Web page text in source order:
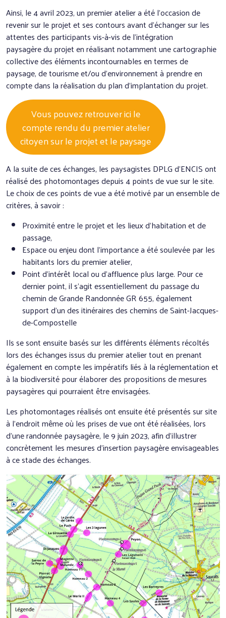
Ainsi, le 4 avril 2023, un premier atelier a été l’occasion de
revenir sur le projet et ses contours avant d’échanger sur les
attentes des participants vis-à-vis de l’intégration
paysagère du projet en réalisant notamment une cartographie
collective des éléments incontournables en termes de
paysage, de tourisme et/ou d’environnement à prendre en
compte dans la réalisation du plan d’implantation du projet.
Vous pouvez retrouver ici le
compte rendu du premier atelier
citoyen sur le projet et le paysage
A la suite de ces échanges, les paysagistes DPLG d’ENCIS ont
réalisé des photomontages depuis 4 points de vue sur le site.
Le choix de ces points de vue a été motivé par un ensemble de
critères, à savoir :
Proximité entre le projet et les lieux d’habitation et de
passage,
Espace ou enjeu dont l’importance a été soulevée par les
habitants lors du premier atelier,
Point d’intérêt local ou d’affluence plus large. Pour ce
dernier point, il s’agit essentiellement du passage du
chemin de Grande Randonnée GR 655, également
support d’un des itinéraires des chemins de Saint-Jacques-
de-Compostelle
Ils se sont ensuite basés sur les différents éléments récoltés
lors des échanges issus du premier atelier tout en prenant
également en compte les impératifs liés à la réglementation et
à la biodiversité pour élaborer des propositions de mesures
paysagères qui pourraient être envisagées.
Les photomontages réalisés ont ensuite été présentés sur site
à l’endroit même où les prises de vue ont été réalisées, lors
d’une randonnée paysagère, le 9 juin 2023, afin d’illustrer
concrètement les mesures d’insertion paysagère envisageables
à ce stade des échanges.